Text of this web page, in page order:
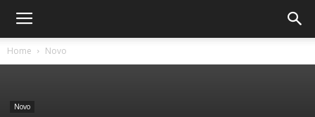
Home Novo
Novo